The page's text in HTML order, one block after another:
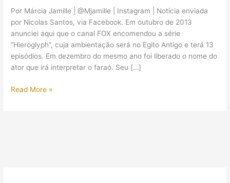
Por Márcia Jamille | @Mjamille | Instagram | Notícia enviada
por Nicolas Santos, via Facebook. Em outubro de 2013
anunciei aqui que o canal FOX encomendou a série
“Hieroglyph”, cuja ambientação será no Egito Antigo e terá 13
episódios. Em dezembro do mesmo ano foi liberado o nome do
ator que irá interpretar o faraó. Seu […]
Foram
Read More »